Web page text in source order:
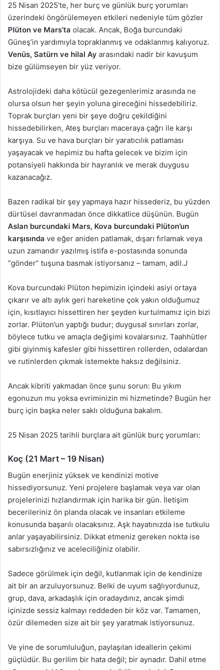
25 Nisan 2025’te, her burç ve günlük burç yorumları
üzerindeki öngörülemeyen etkileri nedeniyle tüm gözler
Plüton ve Mars’ta olacak. Ancak, Boğa burcundaki
Güneş’in yardımıyla topraklanmış ve odaklanmış kalıyoruz.
Venüs, Satürn ve hilal Ay arasındaki nadir bir kavuşum
bize gülümseyen bir yüz veriyor.
Astrolojideki daha kötücül gezegenlerimiz arasında ne
olursa olsun her şeyin yoluna gireceğini hissedebiliriz.
Toprak burçları yeni bir şeye doğru çekildiğini
hissedebilirken, Ateş burçları maceraya çağrı ile karşı
karşıya. Su ve hava burçları bir yaratıcılık patlaması
yaşayacak ve hepimiz bu hafta gelecek ve bizim için
potansiyeli hakkında bir hayranlık ve merak duygusu
kazanacağız.
Bazen radikal bir şey yapmaya hazır hissederiz, bu yüzden
dürtüsel davranmadan önce dikkatlice düşünün. Bugün
Aslan burcundaki Mars, Kova burcundaki Plüton’un
karşısında ve eğer aniden patlamak, dışarı fırlamak veya
uzun zamandır yazılmış istifa e-postasında sonunda
“gönder” tuşuna basmak istiyorsanız – tamam, adil.J
Kova burcundaki Plüton hepimizin içindeki asiyi ortaya
çıkarır ve altı aylık geri hareketine çok yakın olduğumuz
için, kısıtlayıcı hissettiren her şeyden kurtulmamız için bizi
zorlar. Plüton’un yaptığı budur; duygusal sınırları zorlar,
böylece tutku ve amaçla değişimi kovalarsınız. Taahhütler
gibi giyinmiş kafesler gibi hissettiren rollerden, odalardan
ve rutinlerden çıkmak istemekte haksız değilsiniz.
Ancak kibriti yakmadan önce şunu sorun: Bu yıkım
egonuzun mu yoksa evriminizin mi hizmetinde? Bugün her
burç için başka neler saklı olduğuna bakalım.
25 Nisan 2025 tarihli burçlara ait günlük burç yorumları:
Koç (21 Mart – 19 Nisan)
Bugün enerjiniz yüksek ve kendinizi motive
hissediyorsunuz. Yeni projelere başlamak veya var olan
projelerinizi hızlandırmak için harika bir gün. İletişim
becerileriniz ön planda olacak ve insanları etkileme
konusunda başarılı olacaksınız. Aşk hayatınızda ise tutkulu
anlar yaşayabilirsiniz. Dikkat etmeniz gereken nokta ise
sabırsızlığınız ve aceleciliğiniz olabilir.
Sadece görülmek için değil, kutlanmak için de kendinize
ait bir an arzuluyorsunuz. Belki de uyum sağlıyordunuz,
grup, dava, arkadaşlık için oradaydınız, ancak şimdi
içinizde sessiz kalmayı reddeden bir köz var. Tamamen,
özür dilemeden size ait bir şey yaratmak istiyorsunuz.
Ve yine de sorumluluğun, paylaşılan ideallerin çekimi
güçlüdür. Bu gerilim bir hata değil; bir aynadır. Dahil etme